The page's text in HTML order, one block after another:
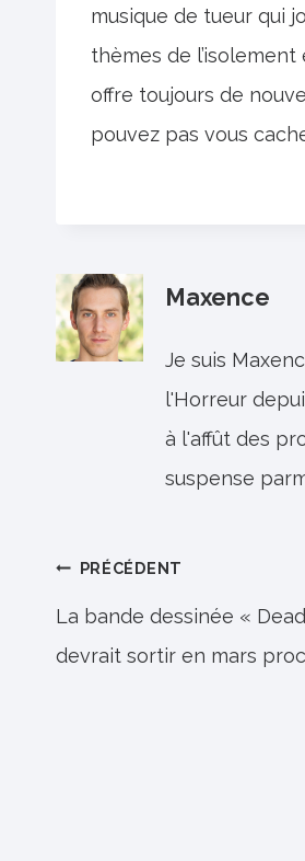
musique de tueur qui
thèmes de
offre toujours de
pouvez pas vous
Maxence
Je suis
l'Horreur
à l'affût des
suspense
Navigation
de
l’article
PRÉCÉDENT
La bande dessinée «
devrait sortir en mars